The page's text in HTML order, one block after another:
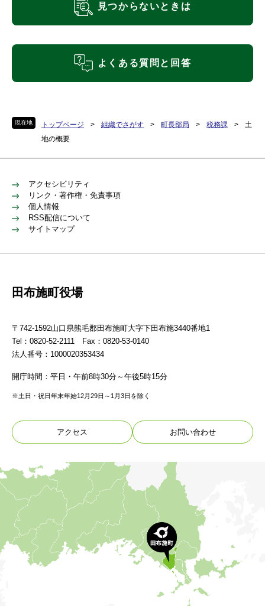
現在地 トップページ > 組織でさがす > 町長部局 > 税務課 >
土
地の概要
見つからないときは
よくある質問と回答
アクセシビリティ
リンク・著作権・免責事項
個人情報
RSS配信について
サイトマップ
田布施町役場
〒742-1592山口県熊毛郡田布施町大字下田布施3440番地1
Tel：0820-52-2111 Fax：0820-53-0140
法人番号：1000020353434
開庁時間：平日・午前8時30分～午後5時15分
※土日・祝日年末年始12月29日～1月3日を除く
アクセス お問い合わせ